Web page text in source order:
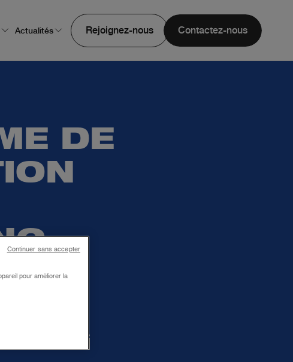
Actualités Rejoignez-nous Contactez-nous
DE
pour améliorer la
Continuer sans accepter